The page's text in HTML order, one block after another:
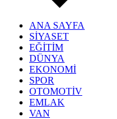
ANA SAYFA
SİYASET
EĞİTİM
DÜNYA
EKONOMİ
SPOR
OTOMOTİV
EMLAK
VAN